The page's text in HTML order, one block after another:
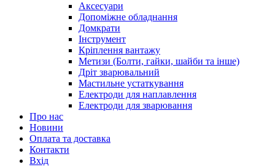
Аксесуари
Допоміжне обладнання
Домкрати
Інструмент
Кріплення вантажу
Метизи (Болти, гайки, шайби та інше)
Дріт зварювальний
Мастильне устаткування
Електроди для наплавлення
Електроди для зварювання
Про нас
Новини
Оплата та доставка
Контакти
Вхiд